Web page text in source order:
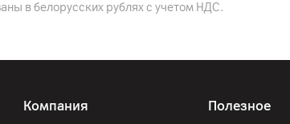
в белорусских рублях с учетом НДС.
Компания Полезное